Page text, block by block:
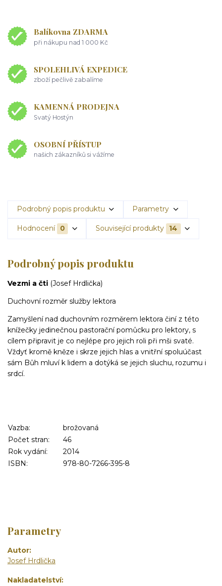
Balíkovna ZDARMA
při nákupu nad 1 000 Kč
SPOLEHLIVÁ EXPEDICE
zboží pečlivě zabalíme
KAMENNÁ PRODEJNA
Svatý Hostýn
OSOBNÍ PŘÍSTUP
našich zákazníků si vážíme
Podrobný popis produktu Parametry
Hodnocení 0 Související produkty 14
Podrobný popis produktu
Vezmi a čti (Josef Hrdlička)
Duchovní rozměr služby lektora
Zamyšlení nad duchovním rozměrem lektora činí z této
knížečky jedinečnou pastorační pomůcku pro lektory, s
cílem připravit je co nejlépe pro jejich roli při mši svaté.
Vždyť kromě kněze i skrze jejich hlas a vnitřní spoluúčast
sám Bůh mluví k lidem a dotýká se jejich sluchu, rozumu i
srdcí.
Vazba:
brožovaná
Počet stran:
46
Rok vydání:
2014
ISBN:
978-80-7266-395-8
Parametry
Autor
Josef Hrdlička
Nakladatelství